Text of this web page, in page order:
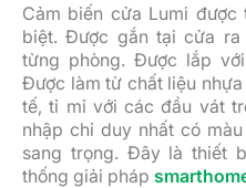
Cảm biến cửa Lumi
biệt. Được gắn tại cửa
từng phòng. Được lắp
Được làm từ chất liệu
tế, tỉ mỉ với các đầu vát
nhập chỉ duy nhất có
sang trọng. Đây là thiết
thống giải pháp